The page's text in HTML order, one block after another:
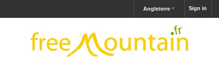
Sign in
Angleterre